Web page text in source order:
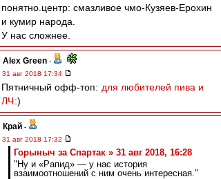
понятно.центр: cмазливое чмо-Кузяев-Ерохин
и кумир народа.
У нас сложнее.
Alex Green -
31 авг 2018 17:34
Пятничный офф-топ: для любителей пива и
ЛЧ:)
Край -
31 авг 2018 17:32
Горыныч за Спартак » 31 авг 2018, 16:28
"Ну и «Рапид» — у нас история
взаимоотношений с ним очень интересная."